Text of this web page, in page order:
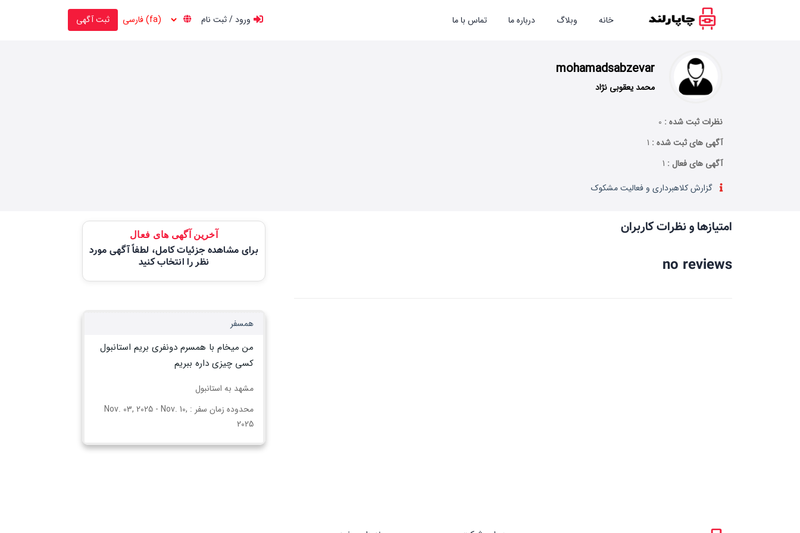
خانه وبلاگ درباره ما تماس با ما ورود / ثبت نام ثبت آگهی
mohamadsabzevar
محمد یعقوبی نژاد
نظرات ثبت شده : 0
آگهی های ثبت شده : 1
آگهی های فعال : 1
گزارش کلاهبرداری و فعالیت مشکوک
امتیازها و نظرات کاربران
no reviews
آخرین آگهی های فعال
برای مشاهده جزئیات کامل، لطفاً آگهی مورد
نظر را انتخاب کنید
همسفر
من میخام با همسرم دو‌نفری بریم استانبول
کسی چیزی داره ببریم
مشهد به استانبول
محدوده زمان سفر : Nov. 03, 2025 - Nov. 10,
2025